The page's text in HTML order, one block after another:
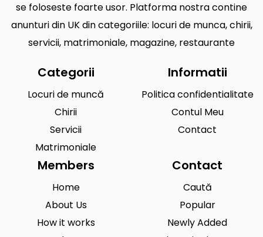
se foloseste foarte usor. Platforma nostra contine
anunturi din UK din categoriile: locuri de munca, chirii,
servicii, matrimoniale, magazine, restaurante
Categorii
Locuri de muncă
Chirii
Servicii
Matrimoniale
Informatii
Politica confidentialitate
Contul Meu
Contact
Members
Home
About Us
How it works
Contact
Caută
Popular
Newly Added